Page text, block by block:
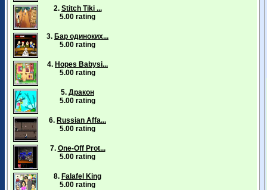
2. Stitch Tiki ...
5.00 rating
3. Бар одиноких...
5.00 rating
4. Hopes Babysi...
5.00 rating
5. Дракон
5.00 rating
6. Russian Affa...
5.00 rating
7. One-Off Prot...
5.00 rating
8. Falafel King
5.00 rating